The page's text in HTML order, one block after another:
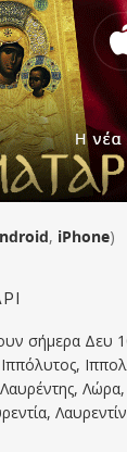
, iPhone)
σήμερα Δευ